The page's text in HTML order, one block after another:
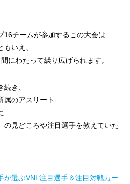
が全て
球を操る技を磨く、制約の中での駆
16チームが参加するこの大会は
いえ、
にわたって繰り広げられます。
き、
属のアスリート
の見どころや注目選手を教えていた
が選ぶVNL注目選手＆注目対戦カー